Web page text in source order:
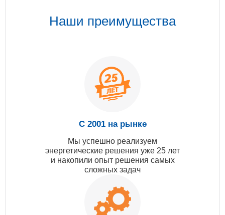
Наши преимущества
С 2001 на рынке
Мы успешно реализуем
энергетические решения уже 25 лет
и накопили опыт решения самых
сложных задач